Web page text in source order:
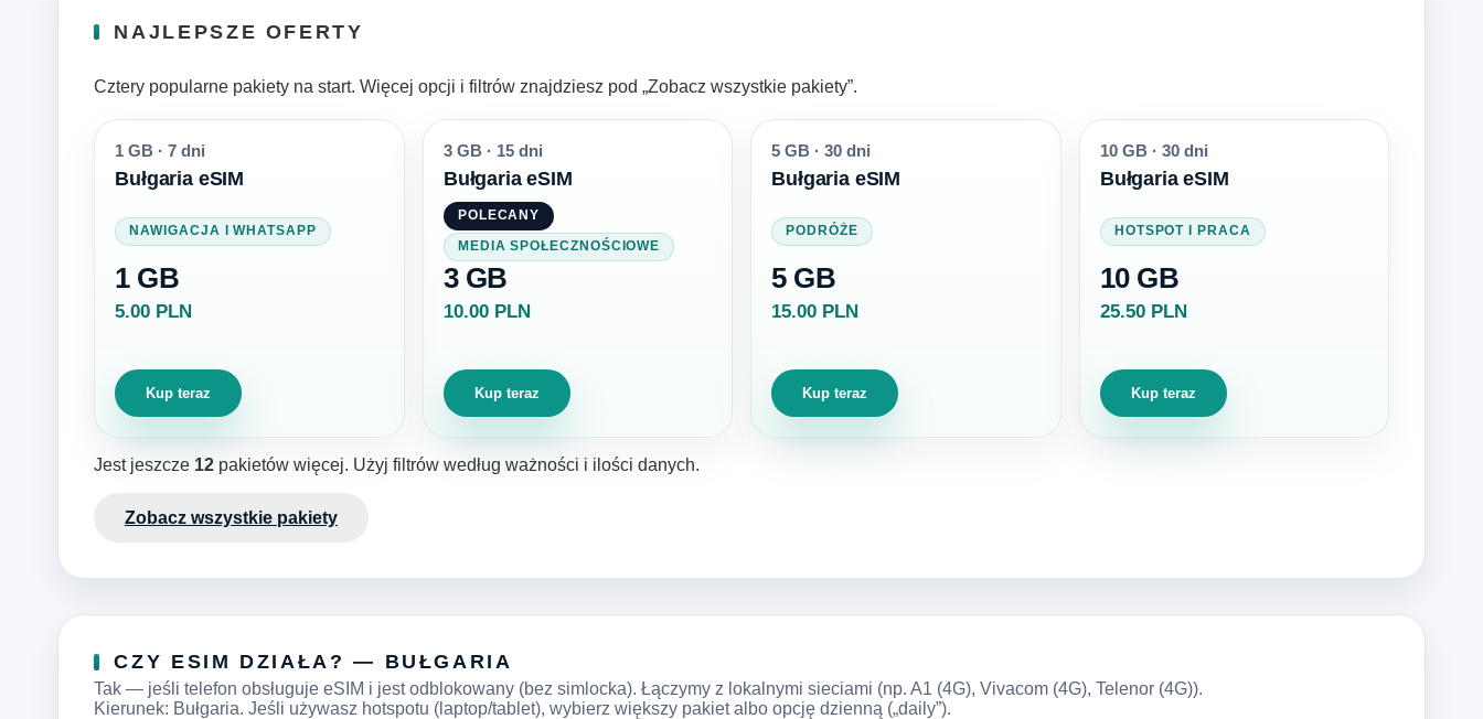
NAJLEPSZE OFERTY
Cztery popularne pakiety na start. Więcej opcji i filtrów znajdziesz pod „Zobacz wszystkie pakiety”.
1 GB · 7 dni
Bułgaria eSIM
NAWIGACJA I WHATSAPP
1 GB
5.00 PLN
Kup teraz
3 GB · 15 dni
Bułgaria eSIM
POLECANY
MEDIA SPOŁECZNOŚCIOWE
3 GB
10.00 PLN
Kup teraz
5 GB · 30 dni
Bułgaria eSIM
PODRÓŻE
5 GB
15.00 PLN
Kup teraz
10 GB · 30 dni
Bułgaria eSIM
HOTSPOT I PRACA
10 GB
25.50 PLN
Kup teraz
Jest jeszcze 12 pakietów więcej. Użyj filtrów według ważności i ilości danych.
Zobacz wszystkie pakiety
CZY ESIM DZIAŁA? — BUŁGARIA
Tak — jeśli telefon obsługuje eSIM i jest odblokowany (bez simlocka). Łączymy z lokalnymi sieciami (np. A1 (4G), Vivacom (4G), Telenor (4G)).
Kierunek: Bułgaria. Jeśli używasz hotspotu (laptop/tablet), wybierz większy pakiet albo opcję dzienną („daily”).